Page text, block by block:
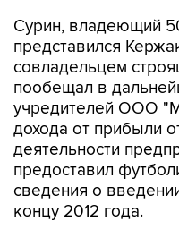
Сурин, владеющий
представился
совладельцем
пообещал в
учредителей ООО
дохода от прибыли
деятельности
предоставил
сведения о
концу 2012 года.